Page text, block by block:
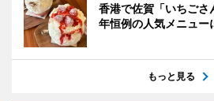
香港で佐賀「いちご
年恒例の人気メニュー
もっと見る